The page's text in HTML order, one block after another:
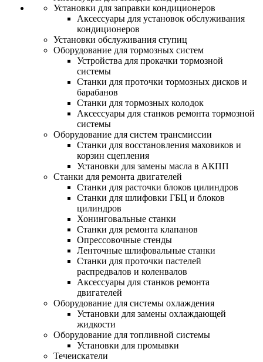
Установки для заправки кондиционеров
Аксессуары для установок обслуживания
кондиционеров
Установки обслуживания ступиц
Оборудование для тормозных систем
Устройства для прокачки тормозной
системы
Станки для проточки тормозных дисков и
барабанов
Станки для тормозных колодок
Аксессуары для станков ремонта тормозной
системы
Оборудование для систем трансмиссии
Станки для восстановления маховиков и
корзин сцепления
Установки для замены масла в АКПП
Станки для ремонта двигателей
Станки для расточки блоков цилиндров
Станки для шлифовки ГБЦ и блоков
цилиндров
Хонинговальные станки
Станки для ремонта клапанов
Опрессовочные стенды
Ленточные шлифовальные станки
Станки для проточки пастелей
распредвалов и коленвалов
Аксессуары для станков ремонта
двигателей
Оборудование для системы охлаждения
Установки для замены охлаждающей
жидкости
Оборудование для топливной системы
Установки для промывки
Течеискатели